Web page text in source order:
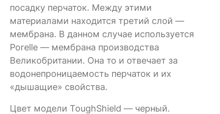
посадку перчаток. Между этими
материалами находится третий слой —
мембрана. В данном случае используется
Porelle — мембрана производства
Великобритании. Она то и отвечает за
водонепроницаемость перчаток и их
«дышащие» свойства.
Цвет модели ToughShield — черный.